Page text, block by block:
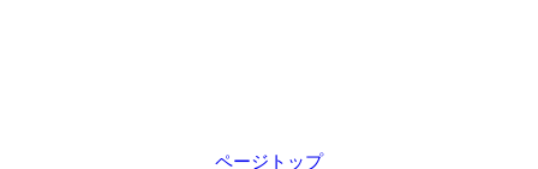
ページトップ